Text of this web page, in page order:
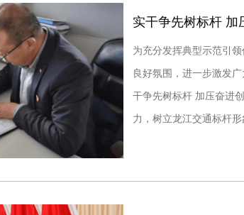
实干争先树标杆
为充分发挥典型示范引
良好氛围，进一步激发
干争先树标杆 加压奋进
力，树立龙江交通标杆